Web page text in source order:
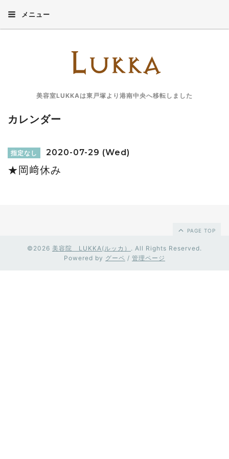
メニュー
美容室LUKKAは東戸塚より港南中央へ移転しました
カレンダー
指定なし 2020-07-29 (Wed)
★岡﨑休み
PAGE TOP
©2026 美容院 LUKKA(ルッカ） . All Rights Reserved.
Powered by グーペ / 管理ページ